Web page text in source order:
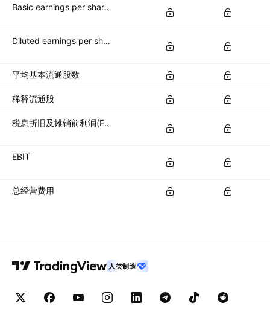
Basic earnings per share (basic EPS)
Diluted earnings per share (diluted EPS)
平均基本流通股数
稀释流通股
税息折旧及摊销前利润(EBITDA)
EBIT
总经营费用
人类制造